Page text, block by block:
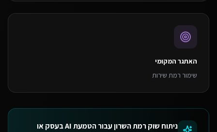
האתגר המקומי
שימור רמת שירות
ניתוח שוקרמת השרוןעבור
הטמעת AI בעסק או